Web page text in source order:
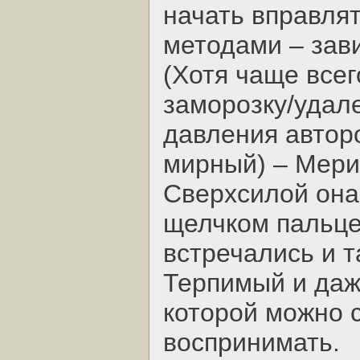
начать
методами –
(Хотя чаще
заморозку/
давления
мирный) – Мери
Сверхсилой
щелчком
встречались и
Терпимый и
которой можно
воспринимать.